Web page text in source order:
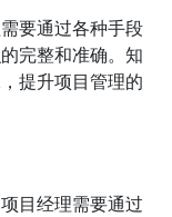
要通过各种手段
完整和准确。知
提升项目管理的
目经理需要通过